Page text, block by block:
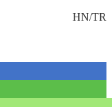
HN/TR